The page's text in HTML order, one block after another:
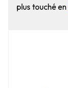
plus touché en